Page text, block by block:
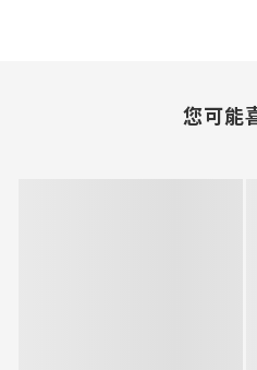
您可能